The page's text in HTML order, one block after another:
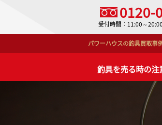
0120-
受付時間：11:00～
パワーハウスの釣具買取事
釣具を売る時の注